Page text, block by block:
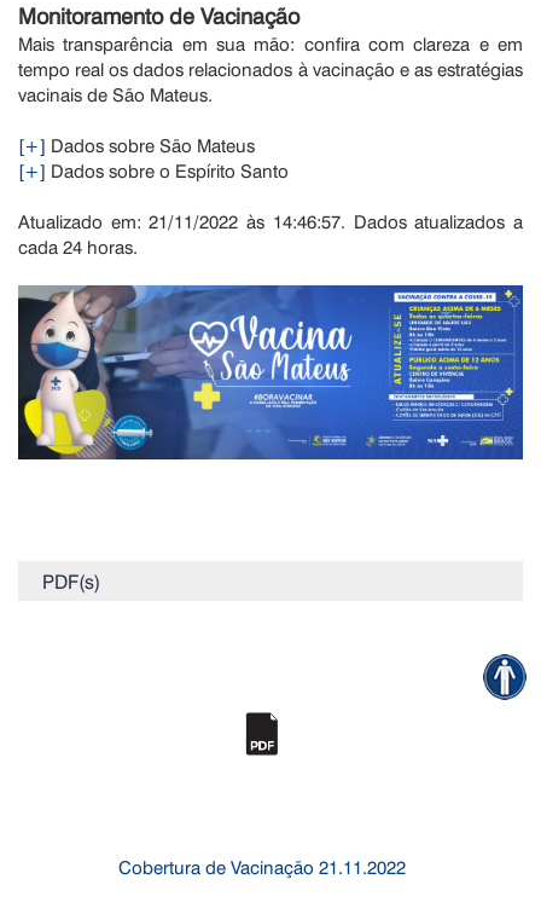
Monitoramento de Vacinação
Mais transparência em sua mão: confira com clareza e em
tempo real os dados relacionados à vacinação e as estratégias
vacinais de São Mateus.
[+] Dados sobre São Mateus
[+] Dados sobre o Espírito Santo
Atualizado em: 21/11/2022 às 14:46:57. Dados atualizados a
cada 24 horas.
PDF(s)
Cobertura de Vacinação 21.11.2022